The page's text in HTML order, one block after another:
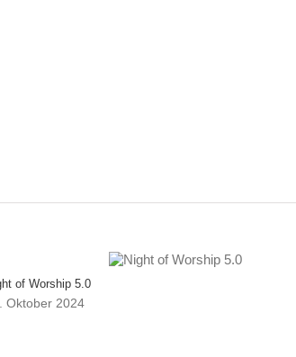
of Worship 5.0
Oktober 2024